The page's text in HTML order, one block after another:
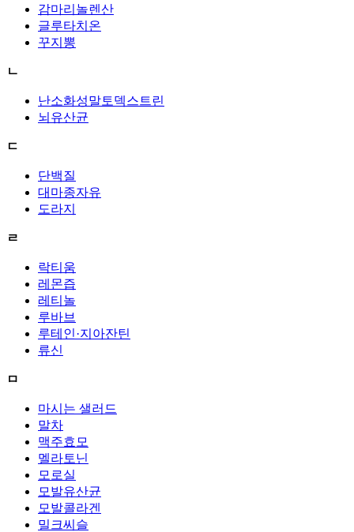
감마리놀렌산
글루타치온
꾸지뽕
ㄴ
난소화성말토덱스트린
뇌유산균
ㄷ
단백질
대마종자유
도라지
ㄹ
락티움
레몬즙
레티놀
루바브
루테인·지아잔틴
류신
ㅁ
마시는 샐러드
말차
맥주효모
멜라토닌
모로실
모발유산균
모발콜라겐
밀크씨슬